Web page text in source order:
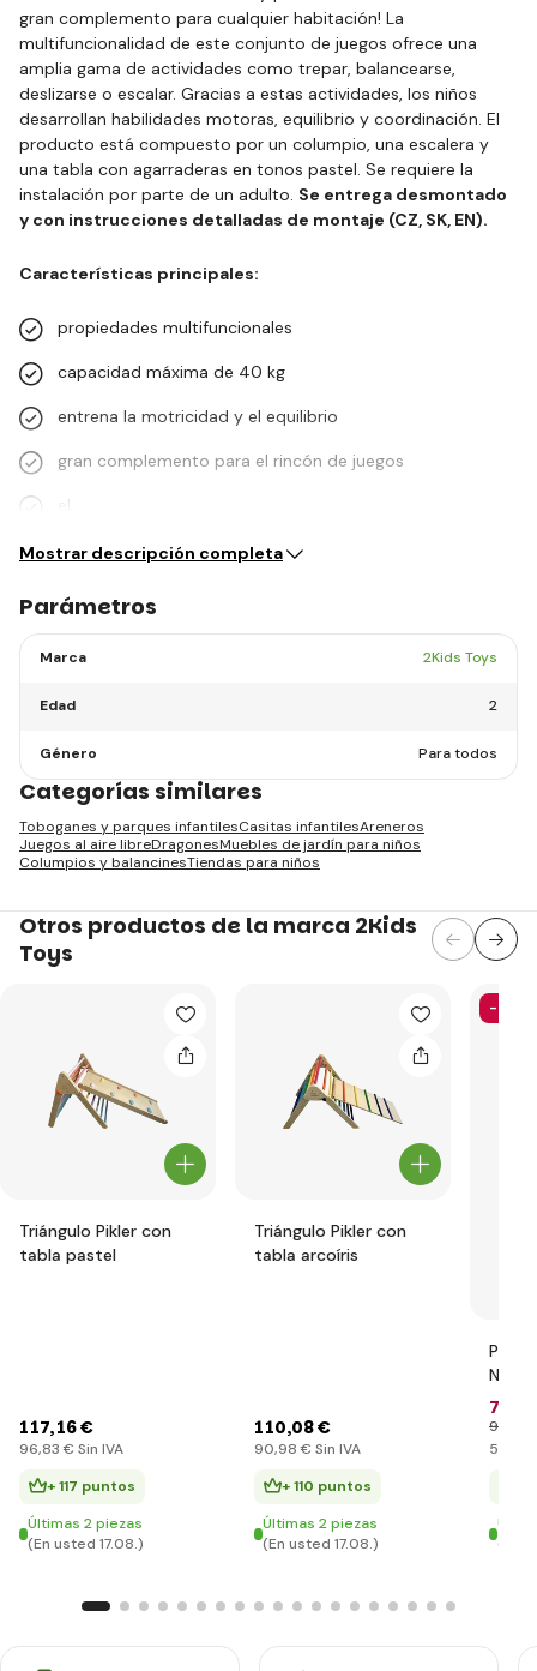
gran complemento para cualquier habitación! La
multifuncionalidad de este conjunto de juegos ofrece una
amplia gama de actividades como trepar, balancearse,
deslizarse o escalar. Gracias a estas actividades, los niños
desarrollan habilidades motoras, equilibrio y coordinación. El
producto está compuesto por un columpio, una escalera y
una tabla con agarraderas en tonos pastel. Se requiere la
instalación por parte de un adulto. Se entrega desmontado
y con instrucciones detalladas de montaje (CZ, SK, EN).
Características principales:
propiedades multifuncionales
capacidad máxima de 40 kg
entrena la motricidad y el equilibrio
gran complemento para el rincón de juegos
el…
Mostrar descripción completa
Parámetros
Marca 2Kids Toys
Edad 2
Género Para todos
Categorías similares
Toboganes y parques infantilesCasitas infantilesAreneros
Juegos al aire libreDragonesMuebles de jardín para niños
Columpios y balancinesTiendas para niños
Otros productos de la marca 2Kids
Toys
Triángulo Pikler con
tabla pastel
117,16 €
96,83 € Sin IVA
+ 117 puntos
Últimas 2 piezas
(En usted 17.08.)
Triángulo Pikler con
tabla arcoíris
110,08 €
90,98 € Sin IVA
+ 110 puntos
Últimas 2 piezas
(En usted 17.08.)
-26%
Pista
Ninja
72
98
59
(En